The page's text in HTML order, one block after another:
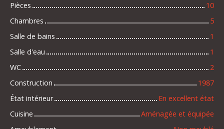
Pièces
10
Chambres
5
Salle de bains
1
Salle d'eau
1
WC
2
Construction
1987
État intérieur
En excellent état
Cuisine
Aménagée et équipée